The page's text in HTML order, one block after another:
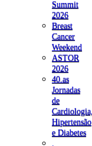
Summit
2026
Breast
Cancer
Weekend
ASTOR
2026
40.as
Jornadas
de
Cardiologia,
Hipertensão
e Diabetes